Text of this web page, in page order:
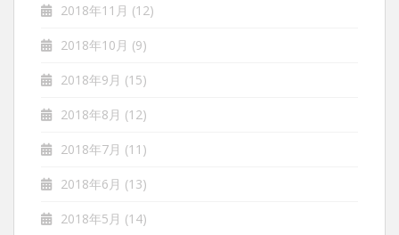
2018年11月 (12)
2018年10月 (9)
2018年9月 (15)
2018年8月 (12)
2018年7月 (11)
2018年6月 (13)
2018年5月 (14)